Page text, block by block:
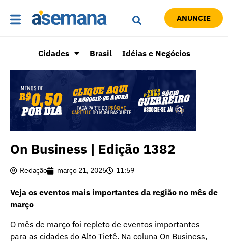
ANUNCIE
Cidades Brasil Idéias e Negócios
On Business | Edição 1382
Redação março 21, 2025 11:59
Veja os eventos mais importantes da região no mês de
março
O mês de março foi repleto de eventos importantes
para as cidades do Alto Tietê. Na coluna On Business,